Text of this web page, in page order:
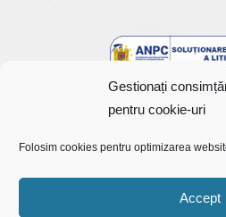
Gestionați
pentru cookie-uri
Folosim cookies pentru optimizarea
Accept
Copyright @ 2022